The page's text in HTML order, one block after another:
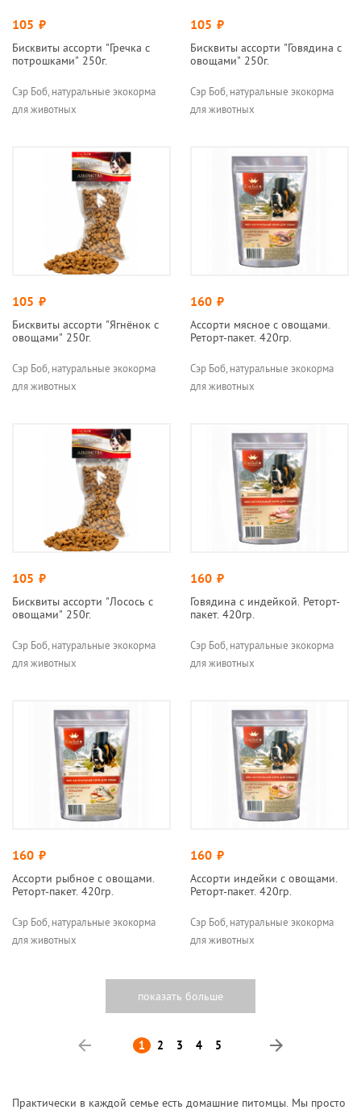
105 руб.
Бисквиты ассорти "Гречка с
потрошками" 250г.
Сэр Боб, натуральные экокорма
для животных
105 руб.
Бисквиты ассорти "Говядина с
овощами" 250г.
Сэр Боб, натуральные экокорма
для животных
105 руб.
Бисквиты ассорти "Ягнёнок с
овощами" 250г.
Сэр Боб, натуральные экокорма
для животных
160 руб.
Ассорти мясное с овощами.
Реторт-пакет. 420гр.
Сэр Боб, натуральные экокорма
для животных
105 руб.
Бисквиты ассорти "Лосось с
овощами" 250г.
Сэр Боб, натуральные экокорма
для животных
160 руб.
Говядина с индейкой. Реторт-
пакет. 420гр.
Сэр Боб, натуральные экокорма
для животных
160 руб.
Ассорти рыбное с овощами.
Реторт-пакет. 420гр.
Сэр Боб, натуральные экокорма
для животных
160 руб.
Ассорти индейки с овощами.
Реторт-пакет. 420гр.
Сэр Боб, натуральные экокорма
для животных
Назад 1 2 3 4 5 Вперед
Практически в каждой семье есть домашние питомцы. Мы просто